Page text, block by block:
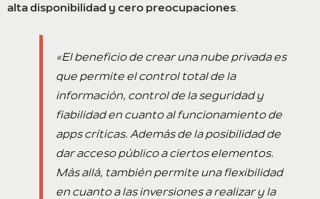
alta disponibilidad y cero preocupaciones.
«El beneficio de crear una nube privada es
que permite el control total de la
información, control de la seguridad y
fiabilidad en cuanto al funcionamiento de
apps críticas. Además de la posibilidad de
dar acceso público a ciertos elementos.
Más allá, también permite una flexibilidad
en cuanto a las inversiones a realizar y la